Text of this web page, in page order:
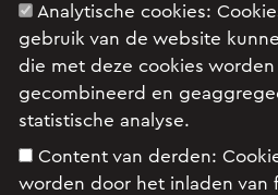
Analytische cookies:
gebruik van de website
die met deze cookies
gecombineerd en
statistische analyse.
Content van derden:
worden door het inladen van